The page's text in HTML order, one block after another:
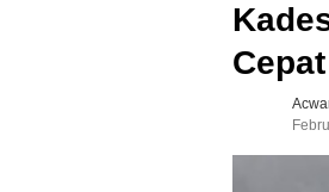
Cepat